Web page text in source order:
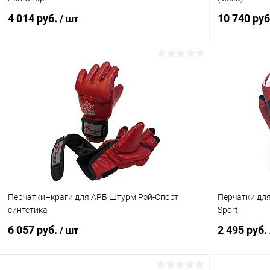
4 014 руб. / шт
В корзину
В наличии
синтетика
10 740
Купить в
В избранное
M
Перчатки–краги для АРБ Штурм Рэй-Спорт
синтетика
6 057 руб. / шт
Перчатки
Sport
2 495 руб.